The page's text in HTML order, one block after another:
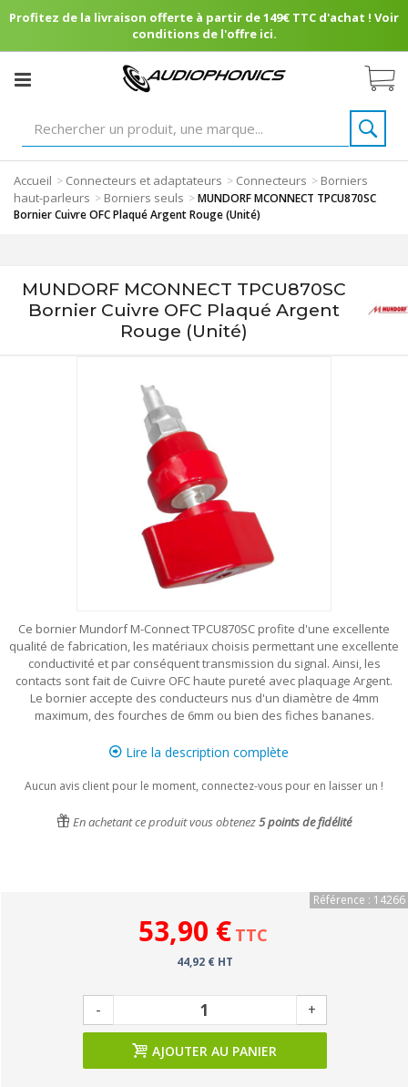
Profitez de la livraison offerte à partir de 149€ TTC d'achat ! Voir
conditions de l'offre ici.
Accueil > Connecteurs et adaptateurs > Connecteurs > Borniers
haut-parleurs > Borniers seuls >MUNDORF MCONNECT TPCU870SC
Bornier Cuivre OFC Plaqué Argent Rouge (Unité)
MUNDORF MCONNECT TPCU870SC
Bornier Cuivre OFC Plaqué Argent
Rouge (Unité)
Ce bornier Mundorf M-Connect TPCU870SC profite d'une excellente
qualité de fabrication, les matériaux choisis permettant une excellente
conductivité et par conséquent transmission du signal. Ainsi, les
contacts sont fait de Cuivre OFC haute pureté avec plaquage Argent.
Le bornier accepte des conducteurs nus d'un diamètre de 4mm
maximum, des fourches de 6mm ou bien des fiches bananes.
Lire la description complète
Aucun avis client pour le moment, connectez-vous pour en laisser un !
En achetant ce produit vous obtenez5points de fidélité
Référence : 14266
53,90 € TTC
44,92 € HT
- +
AJOUTER AU PANIER